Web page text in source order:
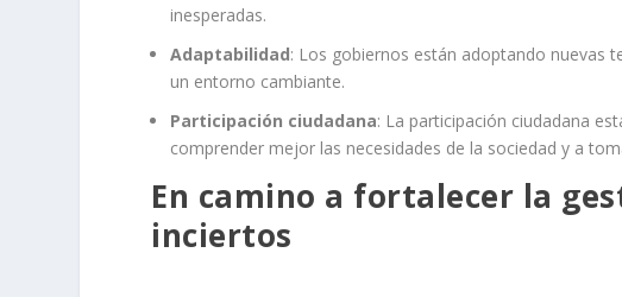
inesperadas.
Adaptabilidad: Los gobiernos están adoptando nuevas
un entorno cambiante.
Participación ciudadana: La participación ciudadana
comprender mejor las necesidades de la sociedad y a
En camino a fortalecer la
inciertos